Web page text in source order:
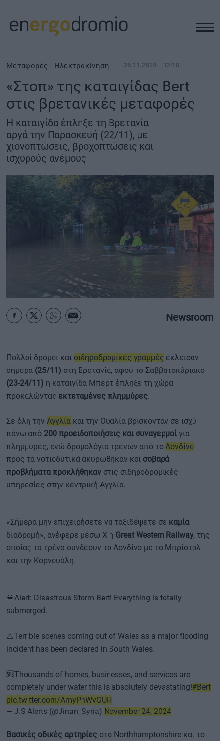
ΥΠΟΔΟΜΕΣ
REAL ESTATE
ΠΕΡΙΒΑΛΛΟΝ
ΕΝΕΡΓΕΙΑ
ΜΕΤΑΦΟΡΕΣ - ΗΛΕΚΤΡΟΚΙΝΗΣΗ
ΨΗΦΙΑΚΟΣ ΚΟΣΜΟΣ
ΟΙΚΟΝΟΜΙΑ - ΕΠΙΧΕΙΡΗΣΕΙΣ
ΚΑΡΑΜΠΟΛΕΣ
ΕΠΙΚΟΙΝΩΝΙΑ
ΤΑΥΤΟΤΗΤΑ
Μεταφορές - Ηλεκτροκίνηση 25.11.2024 12:10
«Στοπ» της καταιγίδας Bert
στις βρετανικές μεταφορές
Η καταιγίδα έπληξε τη Βρετανία
αργά την Παρασκευή (22/11), με
χιονοπτώσεις, βροχοπτώσεις και
ισχυρούς ανέμους
Newsroom
Πολλοί δρόμοι και σιδηροδρομικές γραμμές έκλεισαν
σήμερα (25/11) στη Βρετανία, αφού το Σαββατοκύριακο
(23-24/11) η καταιγίδα Μπερτ έπληξε τη χώρα
προκαλώντας εκτεταμένες πλημμύρες.
Σε όλη την Αγγλία και την Ουαλία βρίσκονταν σε ισχύ
πάνω από 200 προειδοποιήσεις και συναγερμοί για
πλημμύρες, ενώ δρομολόγια τρένων από το Λονδίνο
προς τα νοτιοδυτικά ακυρώθηκαν και σοβαρά
προβλήματα προκλήθηκαν στις σιδηροδρομικές
υπηρεσίες στην κεντρική Αγγλία.
«Σήμερα μην επιχειρήσετε να ταξιδέψετε σε καμία
διαδρομή», ανέφερε μέσω Χ η Great Western Railway, της
οποίας τα τρένα συνδέουν το Λονδίνο με το Μπρίστολ
και την Κορνουάλη.
🚨Alert: Disastrous Storm Bert! Everything is totally
submerged.
⚠️Terrible scenes coming out of Wales as a major flooding
incident has been declared in South Wales.
🆘Thousands of homes, businesses, and services are
completely under water this is absolutely devastating!#Bert
pic.twitter.com/AmyPnWvGUH
— J.S Alerts (@Jinan_Syria) November 24, 2024
Βασικές οδικές αρτηρίες στο Northhamptonshire και το